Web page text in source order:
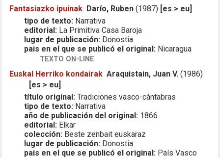
Fantasiazko ipuinak Darío, Ruben (1987) [es > eu]
tipo de texto: Narrativa
editorial: La Primitiva Casa Baroja
lugar de publicación: Donostia
pais en el que se publicó el original: Nicaragua
TEXTO ON-LINE
Euskal Herriko kondairak Araquistain, Juan V. (1986)
[es > eu]
título original: Tradiciones vasco-cántabras
tipo de texto: Narrativa
año de publicación del original: 1866
editorial: Elkar
colección: Beste zenbait euskaraz
lugar de publicación: Donostia
pais en el que se publicó el original: País Vasco